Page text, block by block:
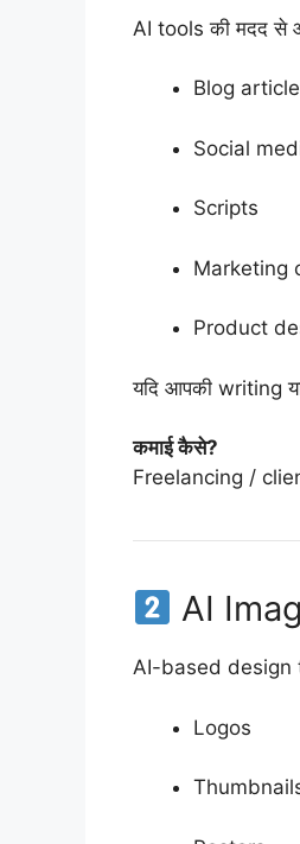
AI tools की मदद से
Blog
Social
Scripts
Marketing
Product
यदि आपकी writing
कमाई कैसे?
Freelancing /
AI
AI-based design
Logos